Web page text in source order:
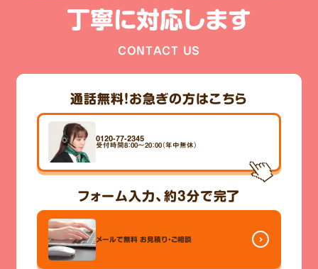
丁寧に対応します
CONTACT US
通話無料！お急ぎの方はこちら
0120-77-2345
受付時間8：00～20：00（年中無休）
フォーム入力、 約3分で完了
メールで無料 お見積り・ご相談